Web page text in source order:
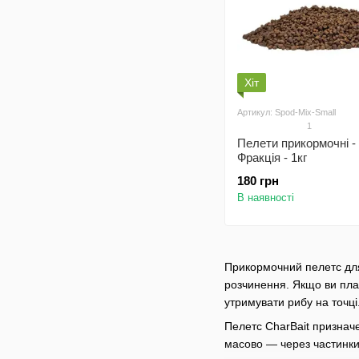
Прикормочний пелетс
розчинення. Якщо ви
утримувати рибу на точці.
Пелетс CharBait
масово — через
Хіт
Артикул: Spod-Mix-Small
1
Пелети прикормочні -
Фракція - 1кг
180 грн
В наявності